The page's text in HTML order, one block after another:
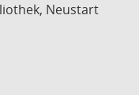
Neustart